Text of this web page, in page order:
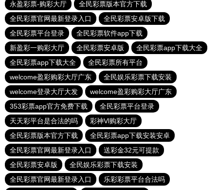
永盈彩票-购彩大厅
全民彩票版本官方下载
全民彩票官网最新登录入口
全民彩票安卓版下载
全民彩票平台登录
全民彩票软件app下载
新盈彩一购彩大厅
全民彩票安卓版
全民彩票app下载大全
全民彩票app下载大全
全民彩票所有平台
welcome盈彩购彩大厅广东
全民娱乐彩票下载安装
welcome登录大厅大发
welcome盈彩购彩大厅广东
353彩票app官方免费下载
全民彩票平台登录
天天彩平台是合法的吗
彩神Vl购彩大厅
全民彩票版本官方下载
全民彩票app下载安装安卓
全民彩票官网最新登录入口
送彩金32元可提款
全民彩票安卓版
全民娱乐彩票下载安装
全民彩票官网最新登录入口
乐彩彩票平台合法吗